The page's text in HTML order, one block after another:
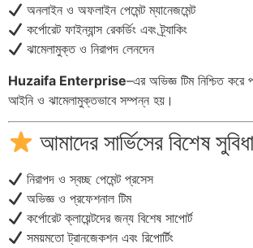
অনলাইন ও অফলাইন পেমেন্ট ম্যানেজমেন্ট
কর্পোরেট ফাইন্যান্স রেকর্ডিং এবং ট্র্যাকিং
ঝামেলামুক্ত ও নিরাপদ লেনদেন
Huzaifa Enterprise–এর অভিজ্ঞ টিম নিশ্চিত করে
আইনি ও ঝামেলামুক্তভাবে সম্পন্ন হয়।
আমাদের সার্ভিসের বিশেষ
নিরাপদ ও স্বচ্ছ পেমেন্ট প্রসেস
অভিজ্ঞ ও প্রফেশনাল টিম
কর্পোরেট ক্লায়েন্টদের জন্য বিশেষ সাপোর্ট
সময়মতো ট্রানজেকশন এবং রিপোর্টিং